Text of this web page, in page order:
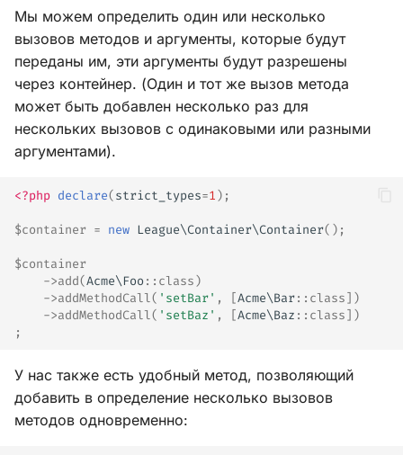
Мы можем определить один или несколько
вызовов методов и аргументы, которые будут
переданы им, эти аргументы будут разрешены
через контейнер. (Один и тот же вызов метода
может быть добавлен несколько раз для
нескольких вызовов с одинаковыми или разными
аргументами).
<?php declare(strict_types=1);
$container = new League\Container\Container();
$container
->add(Acme\Foo:: class)
->addMethodCall( 'setBar' , [Acme\Bar:: class])
->addMethodCall( 'setBaz' , [Acme\Baz :: class])
;
У нас также есть удобный метод, позволяющий
добавить в определение несколько вызовов
методов одновременно: